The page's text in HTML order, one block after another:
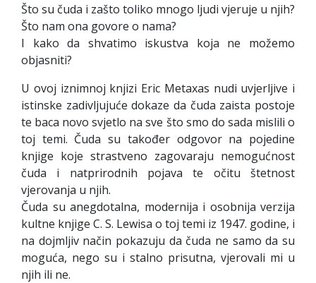
Što su čuda i zašto toliko mnogo ljudi vjeruje u njih?
Što nam ona govore o nama?
I kako da shvatimo iskustva koja ne možemo
objasniti?
U ovoj iznimnoj knjizi Eric Metaxas nudi uvjerljive i
istinske zadivljujuće dokaze da čuda zaista postoje
te baca novo svjetlo na sve što smo do sada mislili o
toj temi. Čuda su također odgovor na pojedine
knjige koje strastveno zagovaraju nemogućnost
čuda i natprirodnih pojava te očitu štetnost
vjerovanja u njih.
Čuda su anegdotalna, modernija i osobnija verzija
kultne knjige C. S. Lewisa o toj temi iz 1947. godine, i
na dojmljiv način pokazuju da čuda ne samo da su
moguća, nego su i stalno prisutna, vjerovali mi u
njih ili ne.